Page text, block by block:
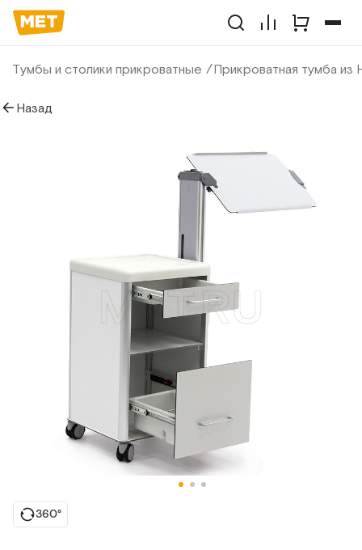
Тумбы и столики прикроватные Прикроватная тумба
Назад
360°